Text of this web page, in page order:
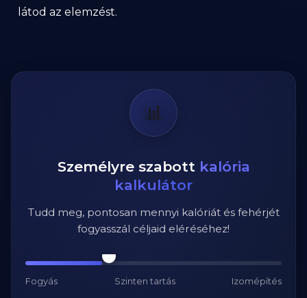
látod az elemzést.
📊
Személyre szabott kalória
kalkulátor
Tudd meg, pontosan mennyi kalóriát és fehérjét
fogyasszál céljaid eléréséhez!
Fogyás Szinten tartás Izomépítés